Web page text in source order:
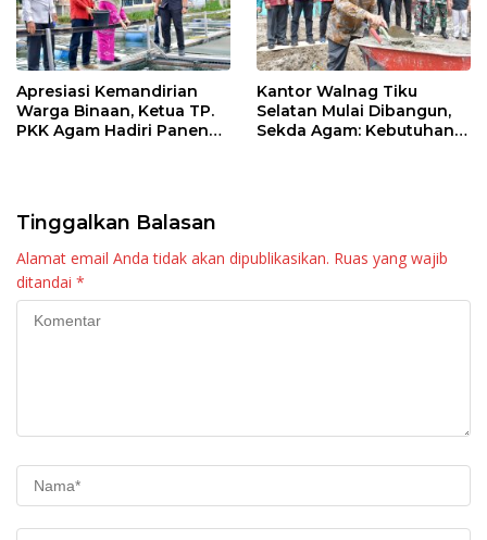
Apresiasi Kemandirian
Warga Binaan, Ketua TP.
PKK Agam Hadiri Panen
Kantor Walnag Tiku
Selatan Mulai Dibangun,
Sekda Agam: Kebutuhan
Tinggalkan Balasan
Alamat email Anda tidak akan dipublikasikan. Ruas yang wajib
ditandai *